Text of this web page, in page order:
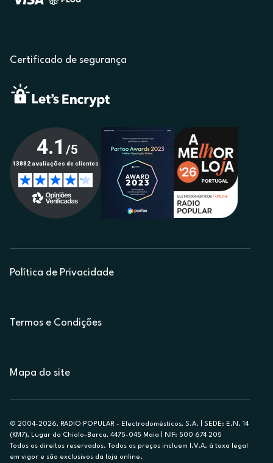
Certificado de segurança
Política de Privacidade
Termos e Condições
Mapa do site
© 2004-2026, RADIO POPULAR - Electrodomésticos, S.A. | SEDE: E.N. 14
(KM7), Lugar do Chiolo-Barca, 4475-045 Maia | NIF: 500 674 205
Todos os direitos reservados. Todos os preços incluem I.V.A. à taxa legal
em vigor e são exclusivos da loja online.